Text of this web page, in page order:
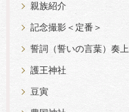
親族紹介
記念撮影＜定番＞
誓詞（誓いの言葉）奏上
護王神社
豆寅